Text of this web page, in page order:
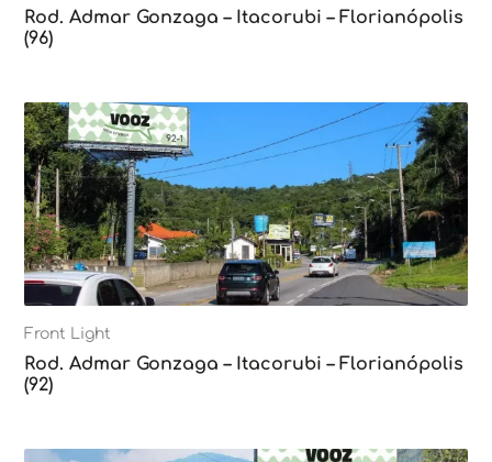
Rod. Admar Gonzaga – Itacorubi – Florianópolis
(96)
Front Light
Rod. Admar Gonzaga – Itacorubi – Florianópolis
(92)